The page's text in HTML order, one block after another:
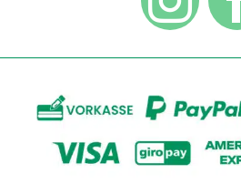
Widerrufsbelehrung
AGB